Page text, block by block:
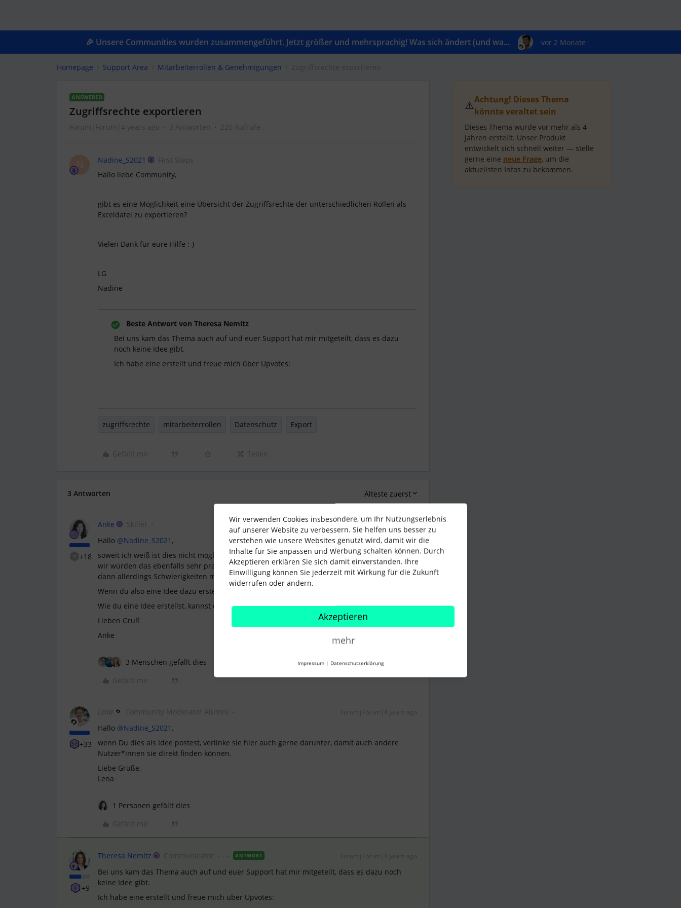
🎉 Unsere Communities wurden zusammengeführt. Jetzt größer und mehrsprachig! Was sich ändert (und wa... vor 2 Monate
Homepage Support Area Mitarbeiterrollen & Genehmigungen
ANSWERED
Zugriffsrechte exportieren
Forum|Forum|4 years ago 3 Antworten 220 Aufrufe
N Nadine_S2021
First Steps
Hallo liebe Community,
gibt es eine Möglichkeit eine Übersicht der Zugriffsrechte der unterschiedlichen Rollen als
Exceldatei zu exportieren?
Vielen Dank für eure Hilfe :-)
LG
Nadine
Beste Antwort von Theresa Nemitz
Bei uns kam das Thema auch auf und euer Support hat mir mitgeteilt, dass es dazu
noch keine Idee gibt.
Ich habe eine erstellt und freue mich über Upvotes:
zugriffsrechte mitarbeiterrollen Datenschutz Export
Gefällt mir Teilen
3 Antworten Älteste zuerst
+18
Anke Skiller Forum|Forum|4 years ago
Hallo @Nadine_S2021 ,
soweit ich weiß ist dies nicht möglich. Bei uns kam dieses Thema jedoch auch schon auf und
wir würden das ebenfalls sehr praktisch finden. Ich hatte mich da selber mal drangesetzt,
dann allerdings Schwierigkeiten mit der Darstellung gehabt.
Wenn du also eine Idee dazu erstellen magst, upvote ich diese gerne :).
Wie du eine Idee erstellst, kannst du hier nachlesen.
Lieben Gruß
Anke
3 Menschen gefällt dies
Gefällt mir
+33
Lena Community Moderator Alumni Forum|Forum|4 years ago
Hallo @Nadine_S2021 ,
wenn Du dies als Idee postest, verlinke sie hier auch gerne darunter, damit auch andere
Nutzer*innen sie direkt finden können.
Liebe Grüße,
Lena
1 Personen gefällt dies
Gefällt mir
+9
Theresa Nemitz ANTWORT
Bei uns kam das Thema auch auf und euer Support hat mir mitgeteilt, dass es dazu noch
keine Idee gibt.
Ich habe eine erstellt und freue mich über Upvotes:
⚠️Achtung! Dieses Thema
könnte veraltet sein
Dieses Thema wurde vor mehr als 4
Jahren erstellt. Unser Produkt
entwickelt sich schnell weiter — stelle
gerne eine neue Frage, um die
aktuellsten Infos zu bekommen.
Wir verwenden Cookies insbesondere, um Ihr Nutzungserlebnis
auf unserer Website zu verbessern. Sie helfen uns besser zu
verstehen wie unsere Websites genutzt wird, damit wir die
Inhalte für Sie anpassen und Werbung schalten können. Durch
Akzeptieren erklären Sie sich damit einverstanden. Ihre
Einwilligung können Sie jederzeit mit Wirkung für die Zukunft
widerrufen oder ändern.
Akzeptieren
mehr
Impressum | Datenschutzerklärung